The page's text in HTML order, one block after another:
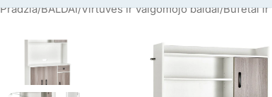
Pradžia/BALDAI/Virtuvės ir valgomojo baldai/Bufetai ir